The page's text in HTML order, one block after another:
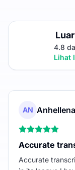
4.8
Lihat
AN Anhellena
Accurate
Accurate